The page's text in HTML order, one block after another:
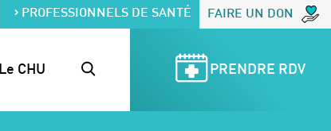
PROFESSIONNELS DE SANTÉ FAIRE UN DON
Le CHU PRENDRE RDV